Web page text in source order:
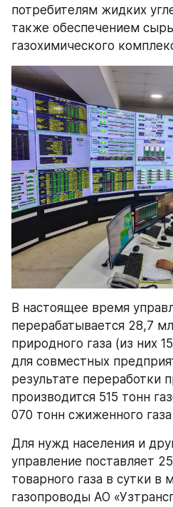
потребителям жидких
также обеспечением
газохимического
В настоящее время
перерабатывается 28,7
природного газа (из них
для совместных
результате переработки
производится 515 тонн
070 тонн сжиженного
Для нужд населения и
управление поставляет
товарного газа в сутки в
газопроводы АО